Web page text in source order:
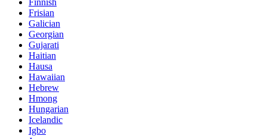
Frisian
Galician
Georgian
Gujarati
Haitian
Hausa
Hawaiian
Hebrew
Hmong
Hungarian
Icelandic
Igbo